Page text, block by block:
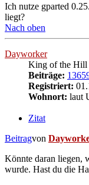
Ich nutze gparted
liegt?
Nach oben
Dayworker
King of the Hill
Beiträge:
Registriert:
Wohnort: laut
Zitat
Beitragvon
Könnte daran liegen,
wurde. Hast du die